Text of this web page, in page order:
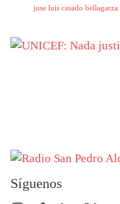
jose luis casado bellagarza
Síguenos